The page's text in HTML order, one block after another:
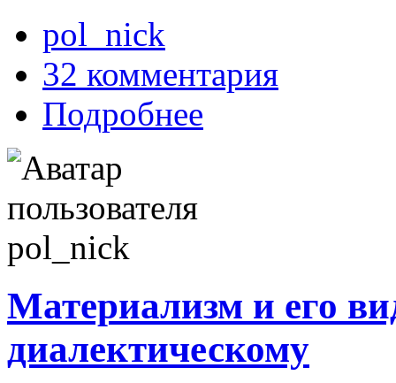
pol_nick
32 комментария
Подробнее
Материализм и его
диалектическому